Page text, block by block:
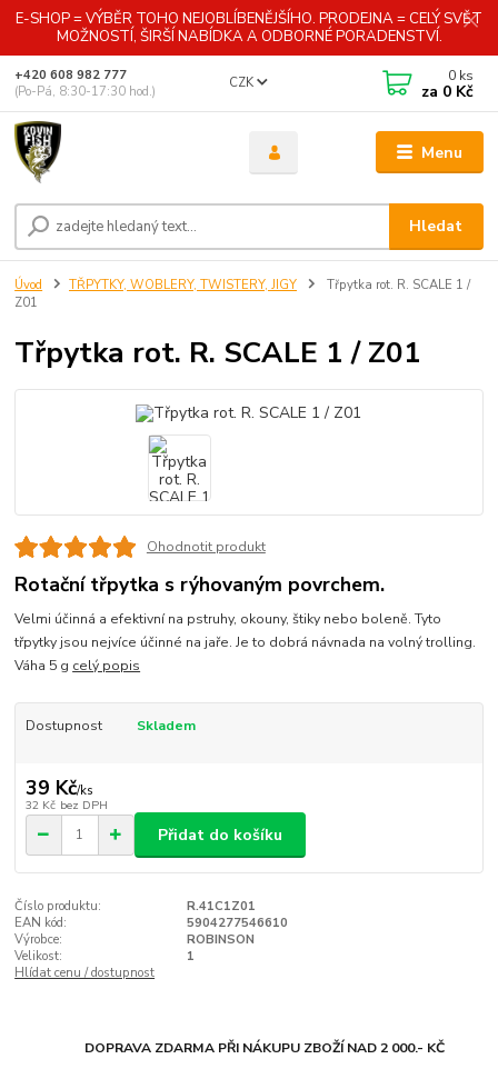
E-SHOP = VÝBĚR TOHO NEJOBLÍBENĚJŠÍHO. PRODEJNA = CELÝ SVĚT
MOŽNOSTÍ, ŠIRŠÍ NABÍDKA A ODBORNÉ PORADENSTVÍ.
Menu
CZK
Hledat
+420 608 982 777
(Po-Pá, 8:30-17:30 hod.)
0 ks
za 0 Kč
Úvod TŘPYTKY, WOBLERY, TWISTERY, JIGY
Třpytka rot. R. SCALE 1 /
Z01
Třpytka rot. R. SCALE 1 / Z01
Ohodnotit produkt
Rotační třpytka s rýhovaným povrchem.
Velmi účinná a efektivní na pstruhy, okouny, štiky nebo boleně. Tyto
třpytky jsou nejvíce účinné na jaře. Je to dobrá návnada na volný trolling.
Váha 5 g celý popis
Dostupnost Skladem
39 Kč/ks
32 Kč bez DPH
Přidat do košíku
Číslo produktu:
R.41C1Z01
EAN kód:
5904277546610
Výrobce:
ROBINSON
Velikost:
1
Hlídat cenu / dostupnost
DOPRAVA ZDARMA PŘI NÁKUPU ZBOŽÍ NAD 2 000.- KČ